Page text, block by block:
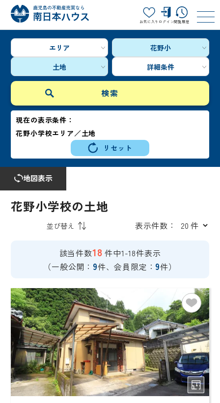
お気に入り ログイン閲覧履歴
エリア
花野小
土地
詳細条件
現在の表示条件：
花野小学校エリア／土地
リセット
地図表示
花野小学校の土地
表示件数：
該当件数18 件中1-18件表示
（一般公開： 9件、会員限定： 9件）